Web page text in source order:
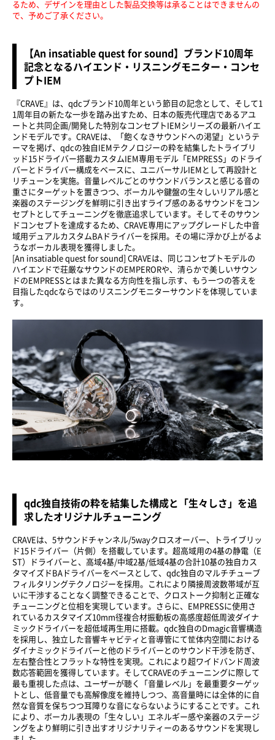
るため、デザインを理由とした製品交換等は承ることはできませんの
で、予めご了承ください。
【An insatiable quest for sound】ブランド10周年
記念となるハイエンド・リスニングモニター・コンセ
プトIEM
『CRAVE』は、qdcブランド10周年という節目の記念として、そして1
1周年目の新たな一歩を踏み出すため、日本の販売代理店であるアユ
ートと共同企画/開発した特別なコンセプトIEMシリーズの最新ハイエ
ンドモデルです。CRAVEは、「飽くなきサウンドへの渇望」というテ
ーマを掲げ、qdcの独自IEMテクノロジーの粋を結集したトライブリ
ッド15ドライバー搭載カスタムIEM専用モデル「EMPRESS」のドライ
バーとドライバー構成をベースに、ユニバーサルIEMとして再設計と
リチューンを実施。音量レベルごとのサウンドバランスと感じる音の
重さにターゲットを置きつつ、ボーカルや鍵盤の生々しいリアル感と
楽器のステージングを鮮明に引き出すライブ感のあるサウンドをコン
セプトとしてチューニングを徹底追求しています。そしてそのサウン
ドコンセプトを達成するため、CRAVE専用にアップグレードした中音
域用デュアルカスタムBAドライバーを採用。その場に浮かび上がるよ
うなボーカル表現を獲得しました。
[An insatiable quest for sound] CRAVEは、同じコンセプトモデルの
ハイエンドで荘厳なサウンドのEMPERORや、清らかで美しいサウン
ドのEMPRESSとはまた異なる方向性を指し示す、もう一つの答えを
目指したqdcならではのリスニングモニターサウンドを体現していま
す。
qdc独自技術の粋を結集した構成と「生々しさ」を追
求したオリジナルチューニング
CRAVEは、5サウンドチャンネル/5wayクロスオーバー、トライブリッ
ド15ドライバー（片側）を搭載しています。超高域用の4基の静電（E
ST）ドライバーと、高域4基/中域2基/低域4基の合計10基の独自カス
タマイズドBAドライバーをベースとして、qdc独自のマルチチューブ
フィルタリングテクノロジーを採用。これにより隣接周波数帯域が互
いに干渉することなく調整できることで、クロストーク抑制と正確な
チューニングと位相を実現しています。さらに、EMPRESSに使用さ
れているカスタマイズ10mm径複合材振動板の高感度超低周波ダイナ
ミックドライバーを超低域再生用に搭載。qdc独自のDmagic音響構造
を採用し、独立した音響キャビティと音導管にて筐体内空間における
ダイナミックドライバーと他のドライバーとのサウンド干渉を防ぎ、
左右整合性とフラットな特性を実現。これにより超ワイドバンド周波
数応答範囲を獲得しています。そしてCRAVEのチューニングに際して
最も重視した点は、ユーザーが聴く「音量レベル」を最重要ターゲッ
トとし、低音量でも高解像度を維持しつつ、高音量時には全体的に自
然な音質を保ちつつ耳障りな音にならないようにすることです。これ
により、ボーカル表現の「生々しい」エネルギー感や楽器のステージ
ングをより鮮明に引き出すオリジナリティーのあるサウンドを実現し